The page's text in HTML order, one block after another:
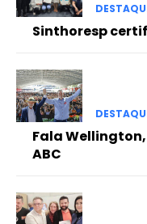
Sinthoresp
Fala
ABC